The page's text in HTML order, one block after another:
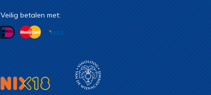
Veilig betalen met: